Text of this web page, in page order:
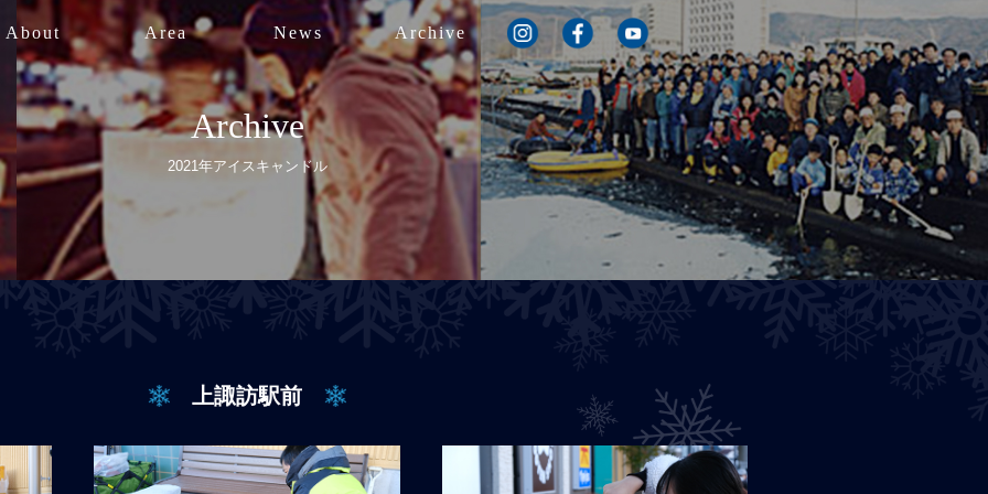
About Area News Archive
Archive
2021年アイスキャンドル
上諏訪駅前